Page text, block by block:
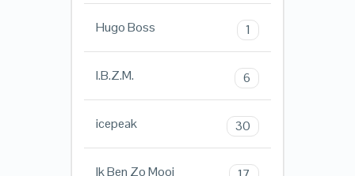
Hugo Boss 1
I.B.Z.M. 6
icepeak 30
Ik Ben Zo Mooi